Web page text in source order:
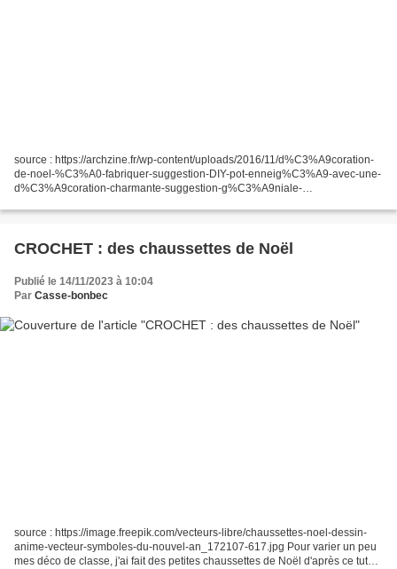
source : https://archzine.fr/wp-content/uploads/2016/11/d%C3%A9coration-
de-noel-%C3%A0-fabriquer-suggestion-DIY-pot-enneig%C3%A9-avec-une-
d%C3%A9coration-charmante-suggestion-g%C3%A9niale-
CROCHET : des chaussettes de Noël
Publié le 14/11/2023 à 10:04
Par Casse-bonbec
source : https://image.freepik.com/vecteurs-libre/chaussettes-noel-dessin-
anime-vecteur-symboles-du-nouvel-an_172107-617.jpg Pour varier un peu
mes déco de classe, j'ai fait des petites chaussettes de Noël d'après ce tuto :